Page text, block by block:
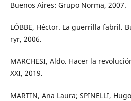
Buenos Aires: Grupo Norma, 2007.
LÓBBE, Héctor. La guerrilla fabril.
ryr, 2006.
MARCHESI, Aldo. Hacer la
XXI, 2019.
MARTIN, Ana Laura; SPINELLI,